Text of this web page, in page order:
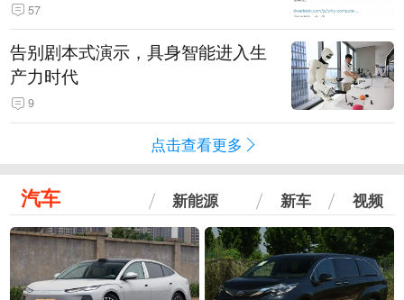
57
告别剧本式演示，具身智能进入生
产力时代
9
点击查看更多
汽车 新能源 新车 视频